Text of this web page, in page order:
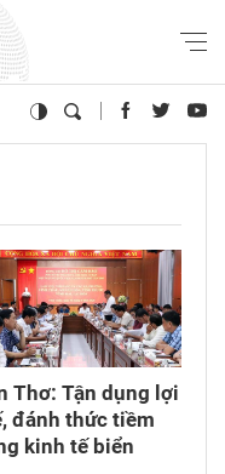
Thơ: Tận dụng lợi
đánh thức tiềm
kinh tế biển